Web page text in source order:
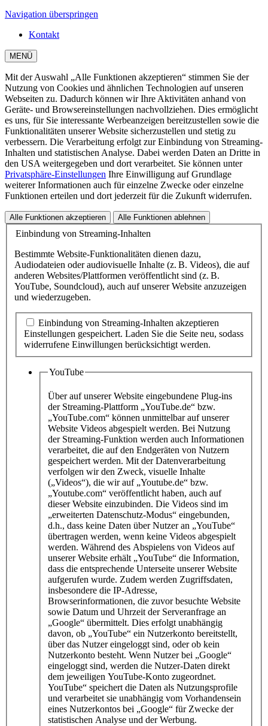
Navigation überspringen
Kontakt
MENÜ
Mit der Auswahl „Alle Funktionen akzeptieren“ stimmen Sie der
Nutzung von Cookies und ähnlichen Technologien auf unseren
Webseiten zu. Dadurch können wir Ihre Aktivitäten anhand von
Geräte- und Browsereinstellungen nachvollziehen. Dies ermöglicht
es uns, für Sie interessante Werbeanzeigen bereitzustellen sowie die
Funktionalitäten unserer Website sicherzustellen und stetig zu
verbessern. Die Verarbeitung erfolgt zur Einbindung von Streaming-
Inhalten und statistischen Analyse. Dabei werden Daten an Dritte in
den USA weitergegeben und dort verarbeitet. Sie können unter
Privatsphäre-Einstellungen Ihre Einwilligung auf Grundlage
weiterer Informationen auch für einzelne Zwecke oder einzelne
Funktionen erteilen und dort jederzeit für die Zukunft widerrufen.
Alle Funktionen akzeptieren Alle Funktionen ablehnen
Einbindung von Streaming-Inhalten
Bestimmte Website-Funktionalitäten dienen dazu,
Audiodateien oder audiovisuelle Inhalte (z. B. Videos), die auf
anderen Websites/Plattformen veröffentlicht sind (z. B.
YouTube, Soundcloud), auch auf unserer Website anzuzeigen
und wiederzugeben.
Einbindung von Streaming-Inhalten akzeptieren
Einstellungen gespeichert. Laden Sie die Seite neu, sodass
widerrufene Einwillungen berücksichtigt werden.
YouTube
Über auf unserer Website eingebundene Plug-ins
der Streaming-Plattform „YouTube.de“ bzw.
„YouTube.com“ können unmittelbar auf unserer
Website Videos abgespielt werden. Bei Nutzung
der Streaming-Funktion werden auch Informationen
verarbeitet, die auf den Endgeräten von Nutzern
gespeichert werden. Mit der Datenverarbeitung
verfolgen wir den Zweck, visuelle Inhalte
(„Videos“), die wir auf „Youtube.de“ bzw.
„Youtube.com“ veröffentlicht haben, auch auf
dieser Website einzubinden. Die Videos sind im
„erweiterten Datenschutz-Modus“ eingebunden,
d.h., dass keine Daten über Nutzer an „YouTube“
übertragen werden, wenn keine Videos abgespielt
werden. Während des Abspielens von Videos auf
unserer Website erhält „YouTube“ die Information,
dass die entsprechende Unterseite unserer Website
aufgerufen wurde. Zudem werden Zugriffsdaten,
insbesondere die IP-Adresse,
Browserinformationen, die zuvor besuchte Website
sowie Datum und Uhrzeit der Serveranfrage an
„Google“ übermittelt. Dies erfolgt unabhängig
davon, ob „YouTube“ ein Nutzerkonto bereitstellt,
über das Nutzer eingeloggt sind, oder ob kein
Nutzerkonto besteht. Wenn Nutzer bei „Google“
eingeloggt sind, werden die Nutzer-Daten direkt
dem jeweiligen YouTube-Konto zugeordnet.
YouTube“ speichert die Daten als Nutzungsprofile
und verarbeitet sie unabhängig vom Vorhandensein
eines Nutzerkontos bei „Google“ für Zwecke der
statistischen Analyse und der Werbung.